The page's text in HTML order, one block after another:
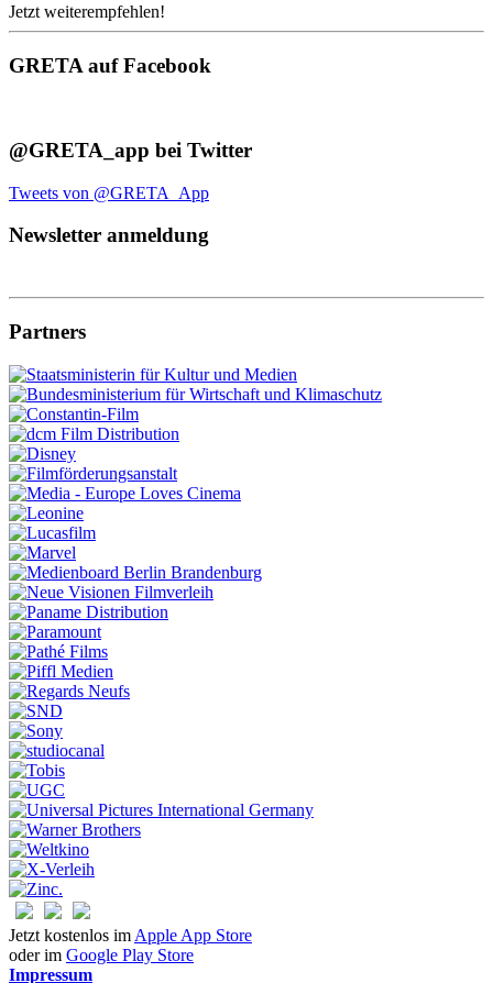
Jetzt weiterempfehlen!
GRETA auf Facebook
@GRETA_app bei Twitter
Tweets von @GRETA_App
Newsletter anmeldung
Partners
Jetzt kostenlos im Apple App Store
oder im Google Play Store
Impressum